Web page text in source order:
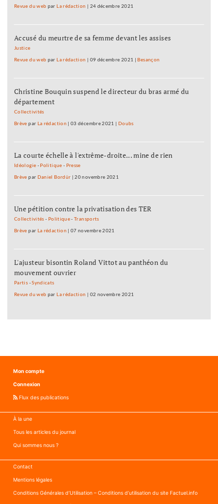
Revue du web par La rédaction 24 décembre 2021
Accusé du meurtre de sa femme devant les assises
Justice
Revue du web par La rédaction 09 décembre 2021 Besançon
Christine Bouquin suspend le directeur du bras armé du
département
Collectivités
Brève par La rédaction |03 décembre 2021 Doubs
La courte échelle à l'extrême-droite... mine de rien
Idéologie - Politique - Presse
Brève par Daniel Bordür |20 novembre 2021
Une pétition contre la privatisation des TER
Collectivités - Politique-Transports
Brève par La rédaction |07 novembre 2021
L'ajusteur bisontin Roland Vittot au panthéon du
mouvement ouvrier
Partis -Syndicats
Revue du web par La rédaction 02 novembre 2021
Mon compte
Connexion
Flux des publications
À la une
Tous les articles du journal
Qui sommes nous ?
Contact
Mentions légales
Conditions Générales d’Utilisation – Conditions d’utilisation du site Factuel.info